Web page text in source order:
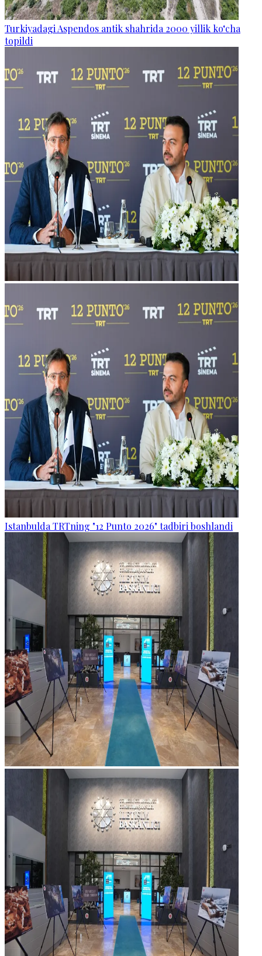
Turkiyadagi Aspendos antik shahrida 2000 yillik ko‘cha
topildi
Istanbulda TRTning "12 Punto 2026" tadbiri boshlandi